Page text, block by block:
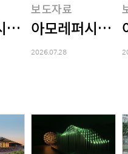
픽 그룹, 2026년 2
보도자료
아모레퍼시픽,
2026.07.28